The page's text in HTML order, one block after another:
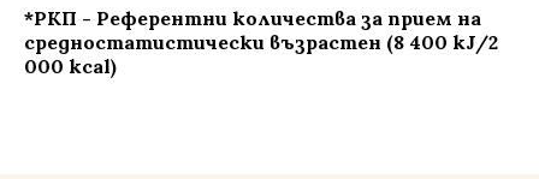
*РКП - Референтни количества за прием на
средностатистически възрастен (8 400 kJ/2
000 kcal)